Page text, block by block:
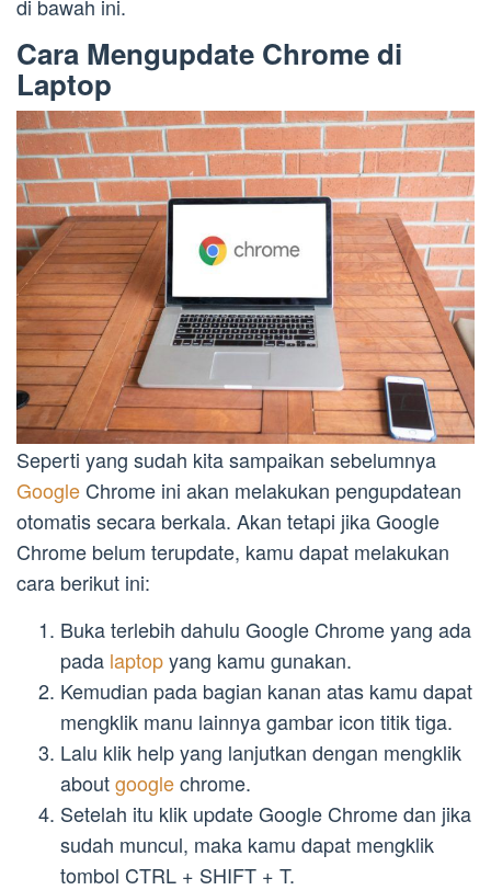
di bawah ini.
Cara Mengupdate Chrome di
Laptop
Seperti yang sudah kita sampaikan sebelumnya
Google Chrome ini akan melakukan pengupdatean
otomatis secara berkala. Akan tetapi jika Google
Chrome belum terupdate, kamu dapat melakukan
cara berikut ini:
Buka terlebih dahulu Google Chrome yang ada
pada laptopyang kamu gunakan.
Kemudian pada bagian kanan atas kamu dapat
mengklik manu lainnya gambar icon titik tiga.
Lalu klik help yang lanjutkan dengan mengklik
aboutgooglechrome.
Setelah itu klik update Google Chrome dan jika
sudah muncul, maka kamu dapat mengklik
tombol CTRL + SHIFT + T.